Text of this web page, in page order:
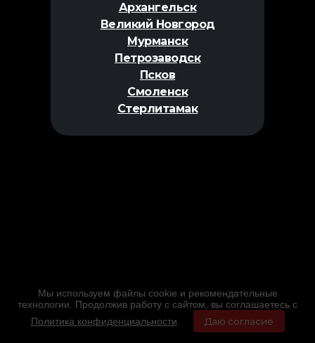
Архангельск
Великий Новгород
Мурманск
Петрозаводск
Псков
Смоленск
Стерлитамак
Мы используем файлы cookie и рекомендательные
технологии. Продолжив работу с сайтом, вы соглашаетесь с
Политика конфиденциальности
Даю согласие